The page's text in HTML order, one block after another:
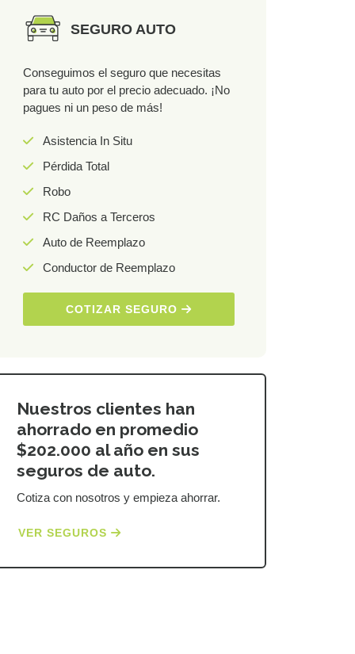
SEGURO AUTO
Conseguimos el seguro que necesitas
para tu auto por el precio adecuado. ¡No
pagues ni un peso de más!
Asistencia In Situ
Pérdida Total
Robo
RC Daños a Terceros
Auto de Reemplazo
Conductor de Reemplazo
COTIZAR SEGURO
Nuestros clientes han
ahorrado en promedio
$202.000 al año en sus
seguros de auto.
Cotiza con nosotros y empieza ahorrar.
VER SEGUROS